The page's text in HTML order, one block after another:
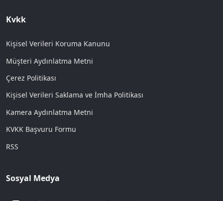
Kvkk
Kişisel Verileri Koruma Kanunu
Müşteri Aydınlatma Metni
Çerez Politikası
Kişisel Verileri Saklama ve İmha Politikası
Kamera Aydınlatma Metni
KVKK Başvuru Formu
RSS
Sosyal Medya